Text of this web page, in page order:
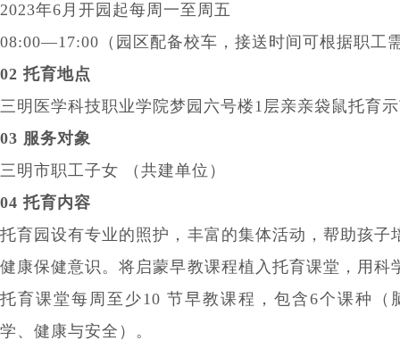
2023年6月开园起每周一至周五
08:00—17:00（园区配备校车，接送时间可根据职工
02 托育地点
三明医学科技职业学院梦园六号楼1层亲亲袋鼠托育
03 服务对象
三明市职工子女 （共建单位）
04 托育内容
托育园设有专业的照护，丰富的集体活动，帮助孩子
健康保健意识。将启蒙早教课程植入托育课堂，用科
托育课堂每周至少10 节早教课程，包含6个课种
学、健康与安全）。